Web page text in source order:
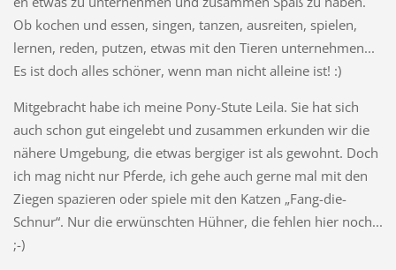
Ob kochen und essen, singen, tanzen, ausreiten, spielen,
lernen, reden, putzen, etwas mit den Tieren unternehmen...
Es ist doch alles schöner, wenn man nicht alleine ist! :)
Mitgebracht habe ich meine Pony-Stute Leila. Sie hat sich
auch schon gut eingelebt und zusammen erkunden wir die
nähere Umgebung, die etwas bergiger ist als gewohnt. Doch
ich mag nicht nur Pferde, ich gehe auch gerne mal mit den
Ziegen spazieren oder spiele mit den Katzen „Fang-die-
Schnur“. Nur die erwünschten Hühner, die fehlen hier noch...
;-)